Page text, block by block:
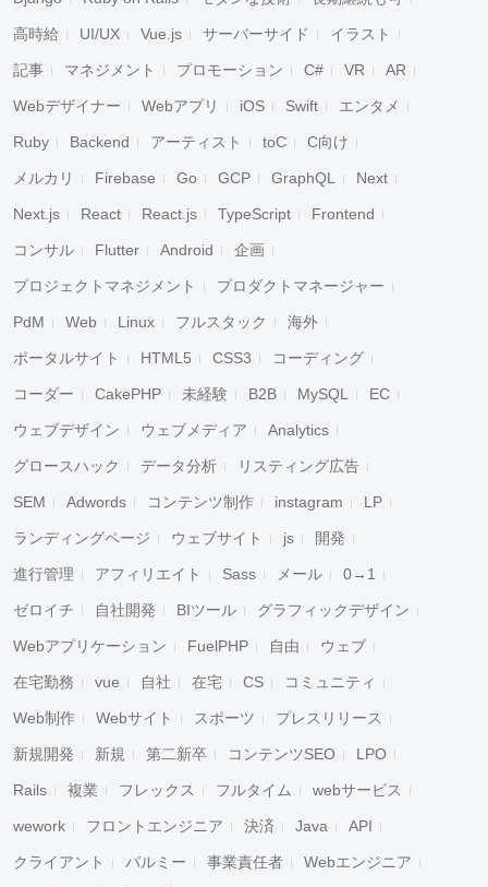
高時給 UI/UX Vue.js サーバーサイド イラスト
記事 マネジメント プロモーション C# VR AR
Webデザイナー Webアプリ iOS Swift エンタメ
Ruby Backend アーティスト toC C向け
メルカリ Firebase Go GCP GraphQL Next
Next.js React React.js TypeScript Frontend
コンサル Flutter Android 企画
プロジェクトマネジメント プロダクトマネージャー
PdM Web Linux フルスタック 海外
ポータルサイト HTML5 CSS3 コーディング
コーダー CakePHP 未経験 B2B MySQL EC
ウェブデザイン ウェブメディア Analytics
グロースハック データ分析 リスティング広告
SEM Adwords コンテンツ制作 instagram LP
ランディングページ ウェブサイト js 開発
進行管理 アフィリエイト Sass メール 0→1
ゼロイチ 自社開発 BIツール グラフィックデザイン
Webアプリケーション FuelPHP 自由 ウェブ
在宅勤務 vue 自社 在宅 CS コミュニティ
Web制作 Webサイト スポーツ プレスリリース
新規開発 新規 第二新卒 コンテンツSEO LPO
Rails 複業 フレックス フルタイム webサービス
wework フロントエンジニア 決済 Java API
クライアント パルミー 事業責任者 Webエンジニア